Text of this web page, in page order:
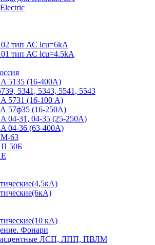
тип АС lcu=6kA
тип АС lcu=4.5kA
5135 (16-400А)
5341, 5343, 5541, 5543
5731 (16-100 А)
57ф35 (16-250А)
04-31, 04-35 (25-250А)
04-36 (63-400А)
63
50Б
кА)
Фонари
ЛСП, ЛПП, ПВЛМ